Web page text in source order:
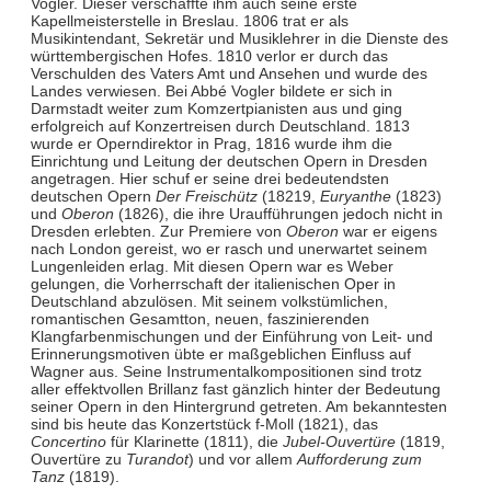
Kapellmeisterstelle in Breslau. 1806 trat er als
Musikintendant, Sekretär und Musiklehrer in die Dienste des
württembergischen Hofes. 1810 verlor er durch das
Verschulden des Vaters Amt und Ansehen und wurde des
Landes verwiesen. Bei Abbé Vogler bildete er sich in
Darmstadt weiter zum Komzertpianisten aus und ging
erfolgreich auf Konzertreisen durch Deutschland. 1813
wurde er Operndirektor in Prag, 1816 wurde ihm die
Einrichtung und Leitung der deutschen Opern in Dresden
angetragen. Hier schuf er seine drei bedeutendsten
deutschen Opern Der Freischütz(18219, Euryanthe(1823)
und Oberon (1826), die ihre Uraufführungen jedoch nicht in
Dresden erlebten. Zur Premiere von Oberon war er eigens
nach London gereist, wo er rasch und unerwartet seinem
Lungenleiden erlag. Mit diesen Opern war es Weber
gelungen, die Vorherrschaft der italienischen Oper in
Deutschland abzulösen. Mit seinem volkstümlichen,
romantischen Gesamtton, neuen, faszinierenden
Klangfarbenmischungen und der Einführung von Leit- und
Erinnerungsmotiven übte er maßgeblichen Einfluss auf
Wagner aus. Seine Instrumentalkompositionen sind trotz
aller effektvollen Brillanz fast gänzlich hinter der Bedeutung
seiner Opern in den Hintergrund getreten. Am bekanntesten
sind bis heute das Konzertstück f-Moll (1821), das
Concertinofür Klarinette (1811), die Jubel-Ouvertüre(1819,
Ouvertüre zu Turandot) und vor allem Aufforderung zum
Tanz(1819).